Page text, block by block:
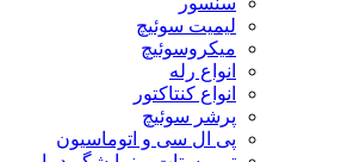
لیمیت سوئیچ
میکروسوئیچ
انواع رله
انواع کنتاکتور
پرشر سوئیچ
پی ال سی و اتوماسیون